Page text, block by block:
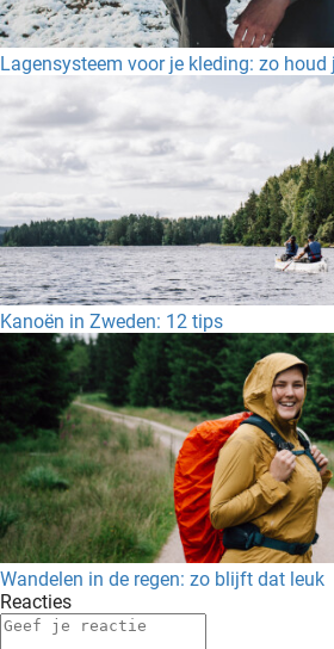
Lagensysteem voor je kleding: zo houd
Kanoën in Zweden: 12 tips
Wandelen in de regen: zo blijft dat leuk
Reacties